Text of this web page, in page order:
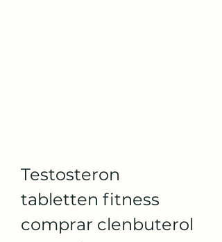
Testosteron
tabletten fitness
comprar clenbuterol